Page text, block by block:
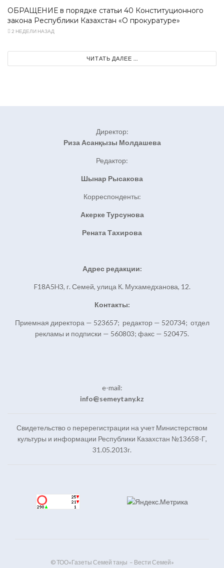
ОБРАЩЕНИЕ в порядке статьи 40 Конституционного
закона Республики Казахстан «О прокуратуре»
2 НЕДЕЛИ НАЗАД
ЧИТАТЬ ДАЛЕЕ ...
Директор:
Риза Асанқызы Молдашева
Редактор:
Шынар Рысакова
Корреспонденты:
Акерке Турсунова
Рената Тахирова
Адрес редакции:
F18A5H3, г. Семей, улица К. Мухамедханова, 12.
Контакты:
Приемная директора — 523657; редактор — 520734; отдел
рекламы и подписки — 560803; факс — 520475.
e-mail:
info@semeytany.kz
Свидетельство о перерегистрации на учет Министерством
культуры и информации Республики Казахстан №13658-Г,
31.05.2013г.
© ТОО«Газеты Семей таңы – Вести Семей»